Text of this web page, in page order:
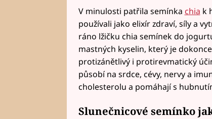
V minulosti patřila semínka chia k
používali jako elixír zdraví, síly a
ráno lžičku chia semínek do
mastných kyselin, který je
protizánětlivý i protirevmatický
působí na srdce, cévy, nervy a
cholesterolu a pomáhají s
Slunečnicové semínko